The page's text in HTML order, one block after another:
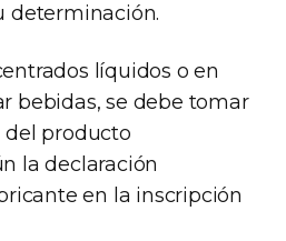
determinación.
líquidos o en
bebidas, se debe tomar
del producto
la declaración
en la inscripción